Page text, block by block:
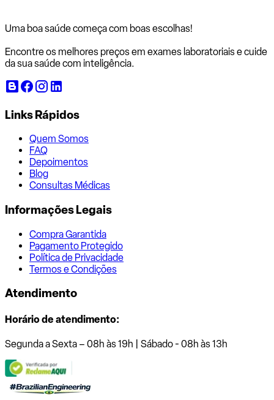
Uma boa saúde começa com boas escolhas!
Encontre os melhores preços em exames laboratoriais e cuide
da sua saúde com inteligência.
Links Rápidos
Quem Somos
FAQ
Depoimentos
Blog
Consultas Médicas
Informações Legais
Compra Garantida
Pagamento Protegido
Política de Privacidade
Termos e Condições
Atendimento
Horário de atendimento:
Segunda a Sexta – 08h às 19h | Sábado - 08h às 13h